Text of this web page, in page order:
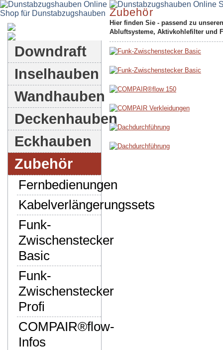
Downdraft
Inselhauben
Wandhauben
Deckenhauben
Eckhauben
Zubehör
Fernbedienungen
Kabelverlängerungssets
Funk-
Zwischenstecker
Basic
Funk-
Zwischenstecker
Profi
COMPAIR®flow-
Infos
Zubehör
Hier finden Sie - passend zu
Abluftsysteme, Aktivkohlefilter und